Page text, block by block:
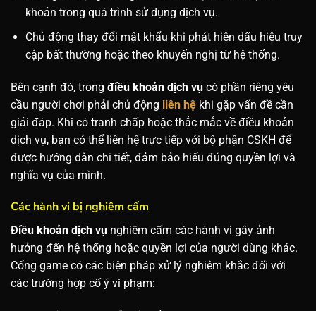
khoản trong quá trình sử dụng dịch vụ.
Chủ động thay đổi mật khẩu khi phát hiện dấu hiệu truy
cập bất thường hoặc theo khuyến nghị từ hệ thống.
Bên cạnh đó, trong điều khoản dịch vụ có phần riêng yêu
cầu người chơi phải chủ động liên hệ khi gặp vấn đề cần
giải đáp. Khi có tranh chấp hoặc thắc mắc về điều khoản
dịch vụ, bạn có thể liên hệ trực tiếp với bộ phận CSKH để
được hướng dẫn chi tiết, đảm bảo hiểu đúng quyền lợi và
nghĩa vụ của mình.
Các hành vi bị nghiêm cấm
Điều khoản dịch vụ nghiêm cấm các hành vi gây ảnh
hưởng đến hệ thống hoặc quyền lợi của người dùng khác.
Cổng game có các biện pháp xử lý nghiêm khắc đối với
các trường hợp cố ý vi phạm: